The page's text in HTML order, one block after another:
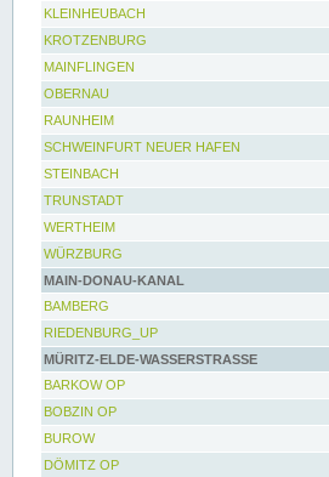
KLEINHEUBACH
KROTZENBURG
MAINFLINGEN
OBERNAU
RAUNHEIM
SCHWEINFURT NEUER HAFEN
STEINBACH
TRUNSTADT
WERTHEIM
WÜRZBURG
MAIN-DONAU-KANAL
BAMBERG
RIEDENBURG_UP
MÜRITZ-ELDE-WASSERSTRASSE
BARKOW OP
BOBZIN OP
BUROW
DÖMITZ OP